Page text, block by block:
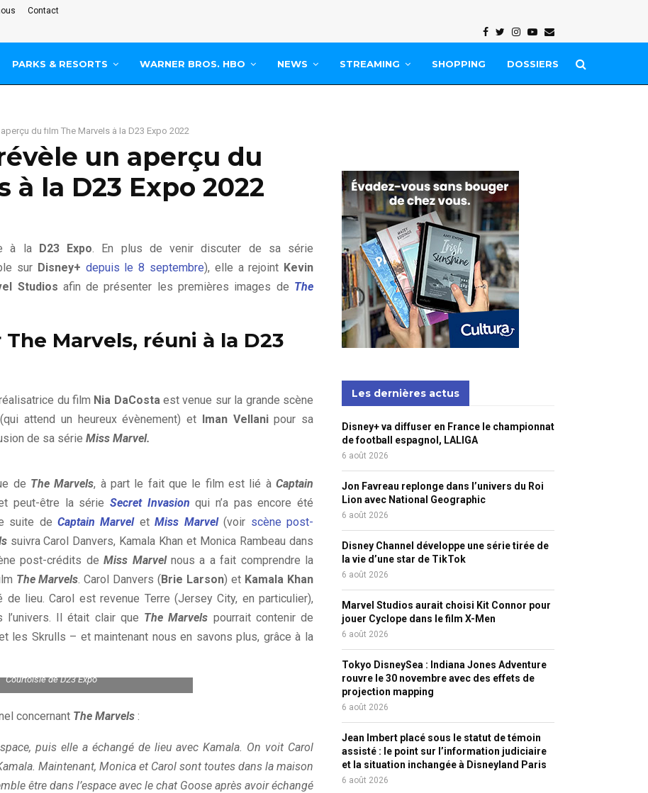
Contact
Facebook
Twitter
Instagram
Youtube
Email
PARKS & RESORTS WARNER BROS. HBO NEWS STREAMING SHOPPING DOSSIERS
du film The Marvels à la D23 Expo 2022
un aperçu du
la D23 Expo 2022
à la D23 Expo. En plus de venir discuter de sa série
sur Disney+ depuis le 8 septembre), elle a rejoint Kevin
Studios afin de présenter les premières images de The
Marvels, réuni à la D23
du film Nia DaCostaest venue sur la grande scène
(qui attend un heureux évènement) et Iman Vellanipour sa
de sa série Miss Marvel.
Brie Larson et Teyonah Parris à la D23
The Marvels (courtoisie de D23 Expo)
de The Marvels, à part le fait que le film est lié àCaptain
peut-être la série Secret Invasion qui n’a pas encore été
suite de Captain Marvel etMiss Marvel(voir scène post-
suivra Carol Danvers, Kamala Khan et Monica Rambeau dans
post-crédits de Miss Marvel nous a a fait comprendre la
The Marvels . Carol Danvers (Brie Larson) et Kamala Khan
lieu. Carol est revenue Terre (Jersey City, en particulier),
Il était clair que The Marvels pourrait contenir de
les Skrulls – et maintenant nous en savons plus, grâce à la
Courtoisie de D23 Expo
concernant The Marvels :
puis elle a échangé de lieu avec Kamala. On voit Carol
Maintenant, Monica et Carol sont toutes dans la maison
être dans l’espace avec le chat Goose après avoir échangé
Les dernières actus
Disney+ va diffuser en France le championnat
de football espagnol, LALIGA
6 août 2026
Jon Favreau replonge dans l’univers du Roi
Lion avec National Geographic
6 août 2026
Disney Channel développe une série tirée de
la vie d’une star de TikTok
6 août 2026
Marvel Studios aurait choisi Kit Connor pour
jouer Cyclope dans le film X-Men
6 août 2026
Tokyo DisneySea : Indiana Jones Adventure
rouvre le 30 novembre avec des effets de
projection mapping
6 août 2026
Jean Imbert placé sous le statut de témoin
assisté : le point sur l’information judiciaire
et la situation inchangée à Disneyland Paris
6 août 2026